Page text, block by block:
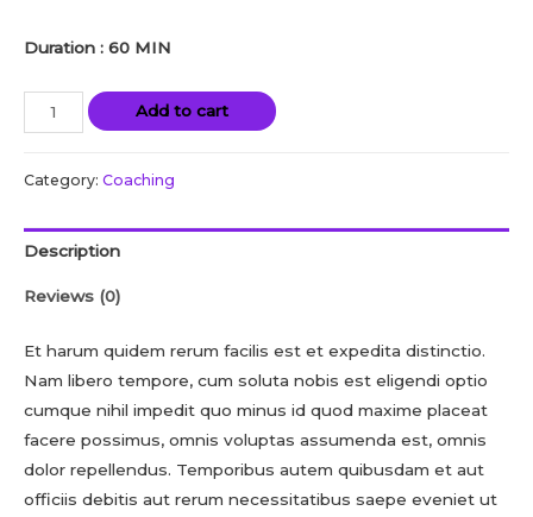
Duration : 60 MIN
Add to cart
Category: Coaching
Description
Reviews (0)
Et harum quidem rerum facilis est et expedita distinctio.
Nam libero tempore, cum soluta nobis est eligendi optio
cumque nihil impedit quo minus id quod maxime placeat
facere possimus, omnis voluptas assumenda est, omnis
dolor repellendus. Temporibus autem quibusdam et aut
officiis debitis aut rerum necessitatibus saepe eveniet ut